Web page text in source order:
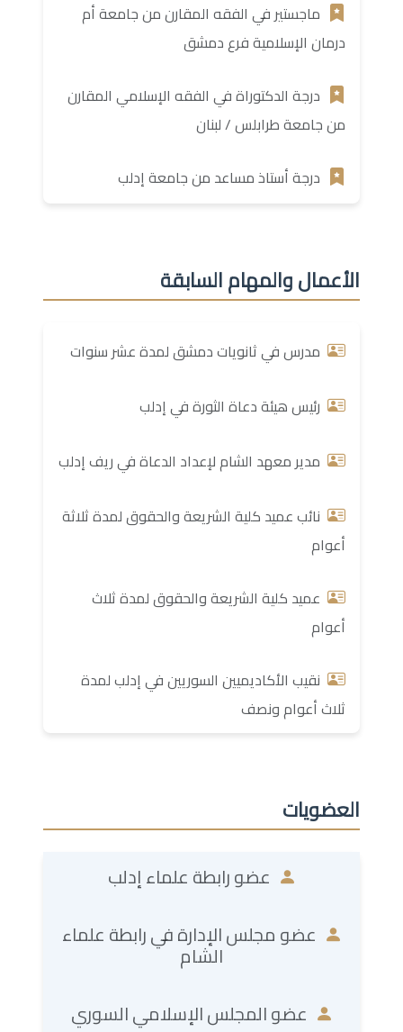
ماجستير في الفقه المقارن من جامعة أم
درمان الإسلامية فرع دمشق
درجة الدكتوراة في الفقه الإسلامي المقارن
من جامعة طرابلس / لبنان
درجة أستاذ مساعد من جامعة إدلب
الأعمال والمهام السابقة
مدرس في ثانويات دمشق لمدة عشر سنوات
رئيس هيئة دعاة الثورة في إدلب
مدير معهد الشام لإعداد الدعاة في ريف إدلب
نائب عميد كلية الشريعة والحقوق لمدة ثلاثة
أعوام
عميد كلية الشريعة والحقوق لمدة ثلاث
أعوام
نقيب الأكاديميين السوريين في إدلب لمدة
ثلاث أعوام ونصف
العضويات
عضو رابطة علماء إدلب
عضو مجلس الإدارة في رابطة علماء
الشام
عضو المجلس الإسلامي السوري